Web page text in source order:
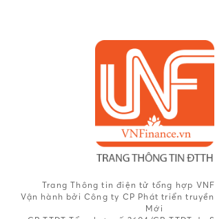
Trang Thông tin điện tử tổng hợp
Vận hành bởi Công ty CP Phát triển
Mới